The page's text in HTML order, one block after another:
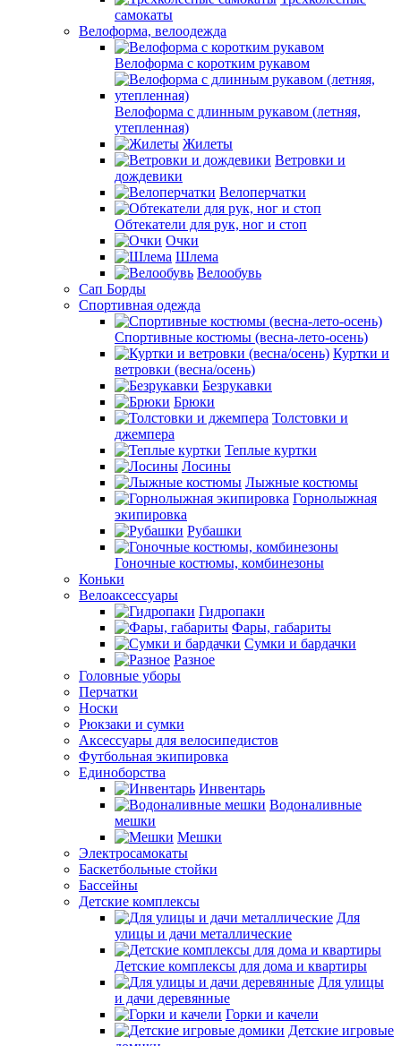
самокаты
Велоформа, велоодежда
Велоформа с коротким рукавом
Велоформа с длинным рукавом (летняя,
утепленная)
Жилеты
Ветровки и
дождевики
Велоперчатки
Обтекатели для рук, ног и стоп
Очки
Шлема
Велообувь
Сап Борды
Спортивная одежда
Спортивные костюмы (весна-лето-осень)
Куртки и
ветровки (весна/осень)
Безрукавки
Брюки
Толстовки и
джемпера
Теплые куртки
Лосины
Лыжные костюмы
Горнолыжная
экипировка
Рубашки
Гоночные костюмы, комбинезоны
Коньки
Велоаксессуары
Гидропаки
Фары, габариты
Сумки и бардачки
Разное
Головные уборы
Перчатки
Носки
Рюкзаки и сумки
Аксессуары для велосипедистов
Футбольная экипировка
Единоборства
Инвентарь
Водоналивные
мешки
Мешки
Электросамокаты
Баскетбольные стойки
Бассейны
Детские комплексы
Для
улицы и дачи металлические
Детские комплексы для дома и квартиры
Для улицы
и дачи деревянные
Горки и качели
Детские игровые